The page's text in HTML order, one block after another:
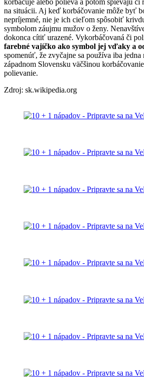
na situácii. Aj keď korbáčovanie môže byť
nepríjemné, nie je ich cieľom spôsobiť
symbolom záujmu mužov o ženy.
dokonca cítiť urazené. Vykorbáčovaná či
farebné vajíčko ako symbol jej vďaky a
spomenúť, že zvyčajne sa používa iba jedna
západnom Slovensku väčšinou
polievanie.
Zdroj: sk.wikipedia.org